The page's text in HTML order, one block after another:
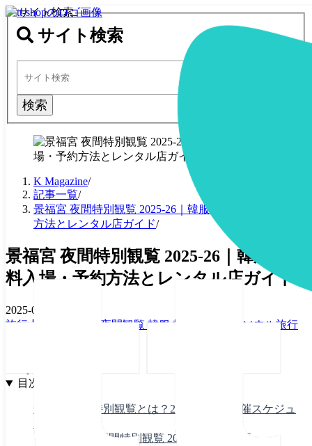
サイト検索
サイト検索
検索
K Magazine/
記事一覧/
景福宮 夜間特別観覧 2025-26｜韓服で無料入場・予約
方法とレンタル店ガイド/
景福宮 夜間特別観覧 2025-26｜韓服で無
料入場・予約方法とレンタル店ガイド
2025-05-30
旅行 景福宮 景福宮夜間観覧 韓服 韓服レンタル
ソウル旅行
目次
景福宮 夜間特別観覧とは？2025-26年の開催スケジュ
景福宮 夜間特別観覧 2025-26 開催概要